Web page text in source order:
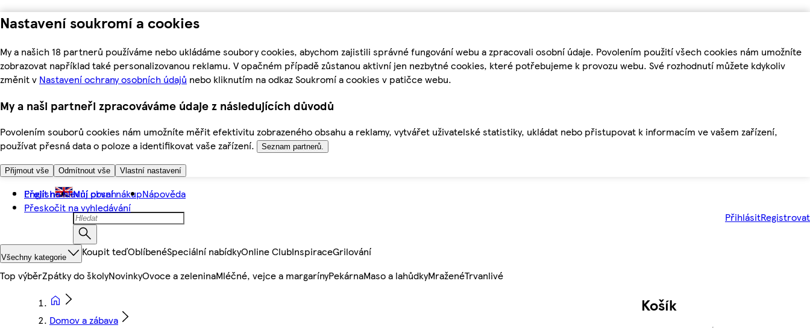
Nastavení soukromí a cookies
My a našich 18 partnerů používáme nebo ukládáme soubory cookies, abychom zajistili správné fungování webu a zpracovali osobní údaje. Povolením použití všech cookies nám umožníte
zobrazovat například také personalizovanou reklamu. V opačném případě zůstanou aktivní jen nezbytné cookies, které potřebujeme k provozu webu. Své rozhodnutí můžete kdykoliv
změnit v Nastavení ochrany osobních údajů nebo kliknutím na odkaz Soukromí a cookies v patičce webu.
My a naši partneři zpracováváme údaje z následujících důvodů
Povolením souborů cookies nám umožníte měřit efektivitu zobrazeného obsahu a reklamy, vytvářet uživatelské statistiky, ukládat nebo přistupovat k informacím ve vašem zařízení,
používat přesná data o poloze a identifikovat vaše zařízení.
Seznam partnerů.
Přijmout vše Odmítnout vše Vlastní nastavení
Přejít na hlavní obsah
Přeskočit na vyhledávání
English Můj první nákupNápověda
PřihlásitRegistrovat
Všechny kategorie Koupit teďOblíbenéSpeciální nabídkyOnline ClubInspiraceGrilování
Top výběrZpátky do školyNovinkyOvoce a zeleninaMléčné, vejce a margarínyPekárnaMaso a lahůdkyMraženéTrvanlivé
Domov a zábava
Košík